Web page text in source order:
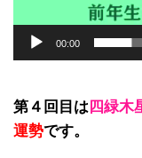
00:00
第４回目は 四緑木
運勢です。